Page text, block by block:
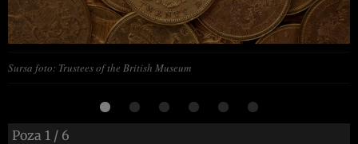
Sursa foto: Trustees of the British Museum
Poza 1 / 6